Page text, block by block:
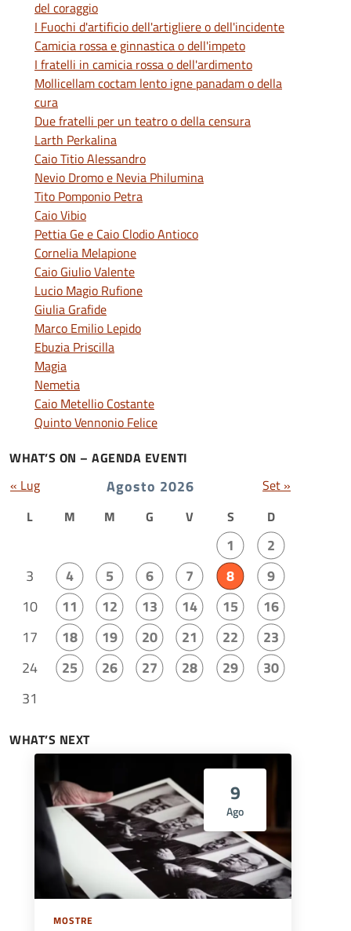
del coraggio
I Fuochi d'artificio dell'artigliere o dell'incidente
Camicia rossa e ginnastica o dell'impeto
I fratelli in camicia rossa o dell'ardimento
Mollicellam coctam lento igne panadam o della
cura
Due fratelli per un teatro o della censura
Larth Perkalina
Caio Titio Alessandro
Nevio Dromo e Nevia Philumina
Tito Pomponio Petra
Caio Vibio
Pettia Ge e Caio Clodio Antioco
Cornelia Melapione
Caio Giulio Valente
Lucio Magio Rufione
Giulia Grafide
Marco Emilio Lepido
Ebuzia Priscilla
Magia
Nemetia
Caio Metellio Costante
Quinto Vennonio Felice
WHAT’S ON – AGENDA EVENTI
Agosto 2026
L M M G V S D
1
2
3
4 5 6 7 8
9
10
11 12 13 14 15
16
17
18 19 20 21 22
23
24
25 26 27 28 29
30
31
« Lug Set »
WHAT’S NEXT
9
Ago
MOSTRE